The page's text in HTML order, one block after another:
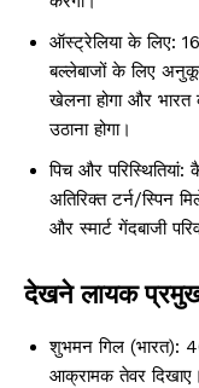
ऑस्ट्रेलिया के लिए:
बल्लेबाजों के लिए
खेलना होगा और भारत
उठाना होगा।
पिच और परिस्थितियां:
अतिरिक्त टर्न/स्पिन
और स्मार्ट गेंदबाजी
देखने लायक
शुभमन गिल (भारत):
आक्रामक तेवर